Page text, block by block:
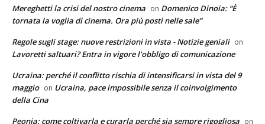
Mereghetti la crisi del nostro cinema on Domenico Dinoia: “È
tornata la voglia di cinema. Ora più posti nelle sale”
Regole sugli stage: nuove restrizioni in vista - Notizie geniali on
Lavoretti saltuari? Entra in vigore l’obbligo di comunicazione
Ucraina: perché il conflitto rischia di intensificarsi in vista del 9
maggio on Ucraina, pace impossibile senza il coinvolgimento
della Cina
Peonia: come coltivarla e curarla perché sia sempre rigogliosa on